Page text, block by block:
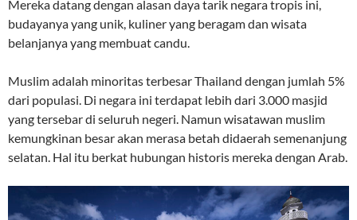
Mereka datang dengan alasan daya tarik negara tropis ini,
budayanya yang unik, kuliner yang beragam dan wisata
belanjanya yang membuat candu.
Muslim adalah minoritas terbesar Thailand dengan jumlah 5%
dari populasi. Di negara ini terdapat lebih dari 3.000 masjid
yang tersebar di seluruh negeri. Namun wisatawan muslim
kemungkinan besar akan merasa betah didaerah semenanjung
selatan. Hal itu berkat hubungan historis mereka dengan Arab.